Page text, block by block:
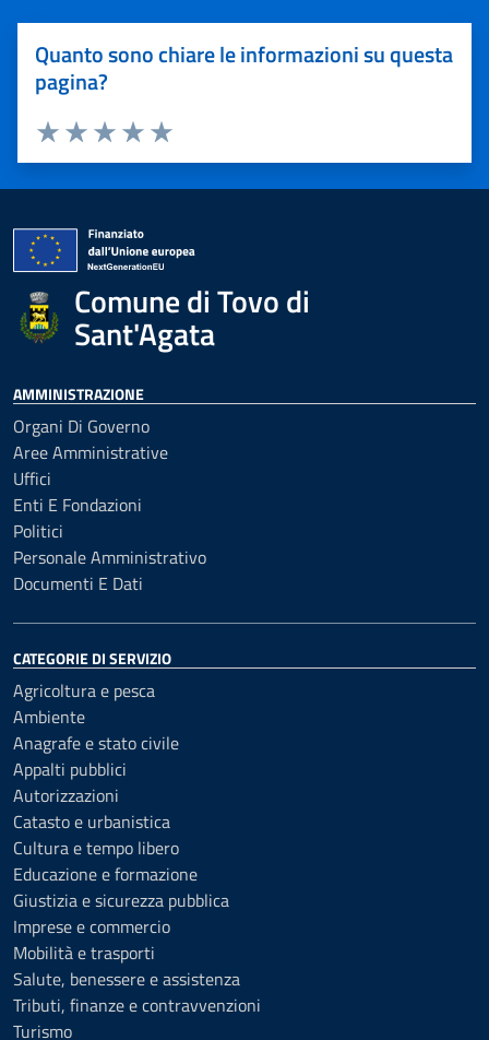
Quanto sono chiare le informazioni su questa
pagina?
Valuta 5 stelle su 5
Valuta 4 stelle su 5
Valuta 3 stelle su 5
Valuta 2 stelle su 5
Valuta 1 stelle su 5
Comune di Tovo di
Sant'Agata
AMMINISTRAZIONE
Organi Di Governo
Aree Amministrative
Uffici
Enti E Fondazioni
Politici
Personale Amministrativo
Documenti E Dati
CATEGORIE DI SERVIZIO
Agricoltura e pesca
Ambiente
Anagrafe e stato civile
Appalti pubblici
Autorizzazioni
Catasto e urbanistica
Cultura e tempo libero
Educazione e formazione
Giustizia e sicurezza pubblica
Imprese e commercio
Mobilità e trasporti
Salute, benessere e assistenza
Tributi, finanze e contravvenzioni
Turismo